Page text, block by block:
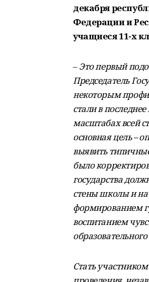
декабря
Федерации и
учащиеся 11-х
–Это первый
Председатель
некоторым
стали в
масштабах всей
основная цель –
выявить
было
государства
стены школы и
формированием
воспитанием
Стать